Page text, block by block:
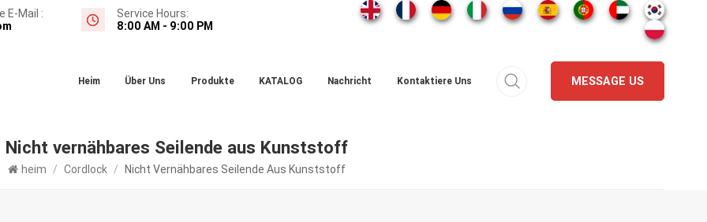
E-Mail :
Service Hours:
8:00 AM - 9:00 PM
Heim Über Uns Produkte KATALOG Nachricht Kontaktiere Uns MESSAGE US
Nicht vernähbares Seilende aus Kunststoff
heim / Cordlock / Nicht Vernähbares Seilende Aus Kunststoff